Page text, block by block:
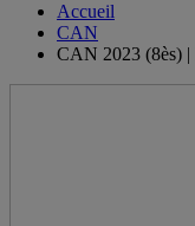
Accueil
CAN
CAN 2023 (8ès) |